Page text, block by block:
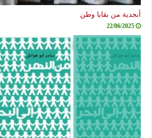
من بقايا وطن
22/06/